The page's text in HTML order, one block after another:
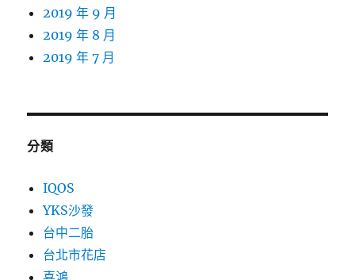
2019 年 9 月
2019 年 8 月
2019 年 7 月
分類
IQOS
YKS沙發
台中二胎
台北市花店